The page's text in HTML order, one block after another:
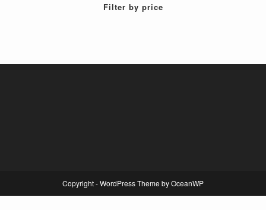
Filter by price
Copyright - WordPress Theme by OceanWP